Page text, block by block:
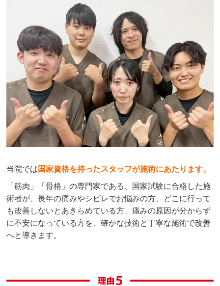
当院では 国家資格を持ったスタッフが施術にあたります。
「筋肉」「骨格」の専門家である、国家試験に合格した施
術者が、長年の痛みやシビレでお悩みの方、どこに行って
も改善しないとあきらめている方、痛みの原因が分からず
に不安になっている方を、確かな技術と丁寧な施術で改善
へと導きます。